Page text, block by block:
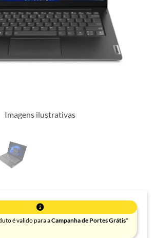
Imagens ilustrativas
é valido para aCampanha de Portes Grátis*